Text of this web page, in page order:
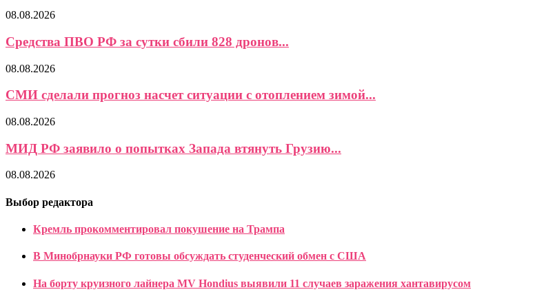
08.08.2026
Средства ПВО РФ за сутки сбили 828 дронов...
08.08.2026
СМИ сделали прогноз насчет ситуации с отоплением зимой...
08.08.2026
МИД РФ заявило о попытках Запада втянуть Грузию...
08.08.2026
Выбор редактора
Кремль прокомментировал покушение на Трампа
В Минобрнауки РФ готовы обсуждать студенческий обмен с США
На борту круизного лайнера MV Hondius выявили 11 случаев заражения хантавирусом